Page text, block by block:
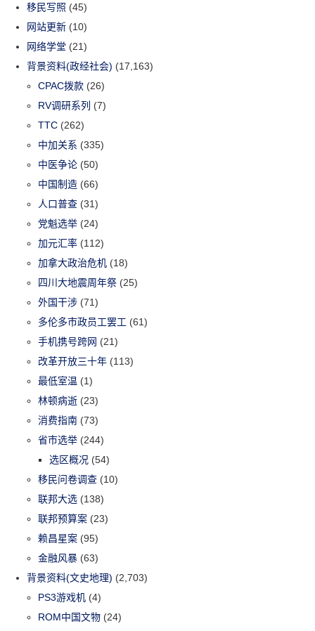
移民写照 (45)
网站更新 (10)
网络学堂 (21)
背景资料(政经社会) (17,163)
CPAC拨款 (26)
RV调研系列 (7)
TTC (262)
中加关系 (335)
中医争论 (50)
中国制造 (66)
人口普查 (31)
党魁选举 (24)
加元汇率 (112)
加拿大政治危机 (18)
四川大地震周年祭 (25)
外国干涉 (71)
多伦多市政员工罢工 (61)
手机携号跨网 (21)
改革开放三十年 (113)
最低室温 (1)
林顿病逝 (23)
消费指南 (73)
省市选举 (244)
选区概况 (54)
移民问卷调查 (10)
联邦大选 (138)
联邦预算案 (23)
赖昌星案 (95)
金融风暴 (63)
背景资料(文史地理) (2,703)
PS3游戏机 (4)
ROM中国文物 (24)